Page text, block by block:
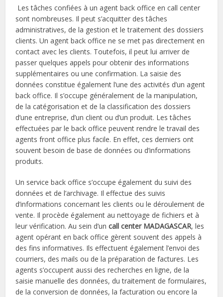
Les tâches confiées à un agent back office en call center
sont nombreuses. Il peut s’acquitter des tâches
administratives, de la gestion et le traitement des dossiers
clients. Un agent back office ne se met pas directement en
contact avec les clients. Toutefois, il peut lui arriver de
passer quelques appels pour obtenir des informations
supplémentaires ou une confirmation. La saisie des
données constitue également l’une des activités d’un agent
back office. Il s’occupe généralement de la manipulation,
de la catégorisation et de la classification des dossiers
d’une entreprise, d’un client ou d’un produit. Les tâches
effectuées par le back office peuvent rendre le travail des
agents front office plus facile. En effet, ces derniers ont
souvent besoin de base de données ou d’informations
produits.
Un service back office s’occupe également du suivi des
données et de l’archivage. Il effectue des suivis
d’informations concernant les clients ou le déroulement de
vente. Il procède également au nettoyage de fichiers et à
leur vérification. Au sein d’uncall center MADAGASCAR, les
agent opérant en back office gèrent souvent des appels à
des fins informatives. Ils effectuent également l’envoi des
courriers, des mails ou de la préparation de factures. Les
agents s’occupent aussi des recherches en ligne, de la
saisie manuelle des données, du traitement de formulaires,
de la conversion de données, la facturation ou encore la